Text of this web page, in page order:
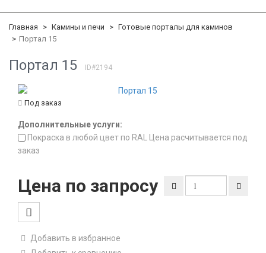
Главная Камины и печи
Готовые порталы для каминов
Портал 15
Портал 15 ID#2194
Под заказ
Дополнительные услуги:
Покраска в любой цвет по RAL Цена расчитывается под
заказ
Цена по запросу
Добавить в избранное